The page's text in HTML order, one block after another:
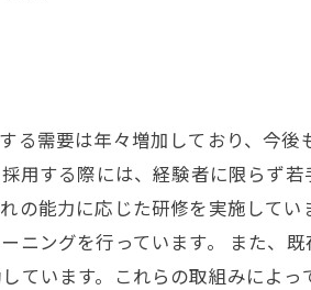
る需要は年々増加しており、今後
用する際には、経験者に限らず
の能力に応じた研修を実施してい
ニングを行っています。 また、
ています。これらの取組みによっ